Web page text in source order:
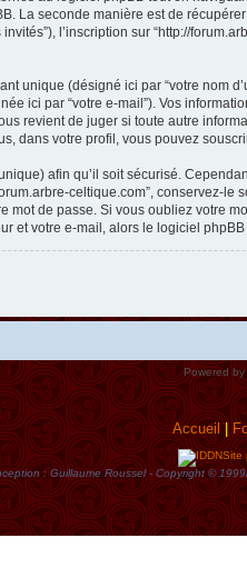
La seconde manière est de
l’inscription sur “http://
unique (désigné ici par “votre nom
ici par “votre e-mail”). Vos
revient de juger si toute autre
dans votre profil, vous pouvez
afin qu’il soit sécurisé.
celtique.com”, conservez-
de passe. Si vous oubliez votre
et votre e-mail, alors le logiciel
Powered by
Accueil|
Site
: Guillaume Roussel - Copyright ©